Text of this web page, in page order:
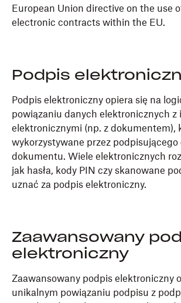
European Union directive on the use
electronic contracts within the EU.
Podpis
Podpis elektroniczny opiera się na
powiązaniu danych elektronicznych z
elektronicznymi (np. z dokumentem),
wykorzystywane przez podpisującego
dokumentu. Wiele elektronicznych
jak hasła, kody PIN czy skanowane
uznać za podpis elektroniczny.
Zaawansowany
elektroniczny
Zaawansowany podpis elektroniczny
unikalnym powiązaniu podpisu z